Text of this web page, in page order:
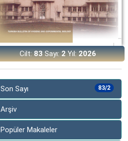
Cilt:83Sayı:2Yıl:2026
83/2
Son Sayı
Arşiv
Popüler Makaleler